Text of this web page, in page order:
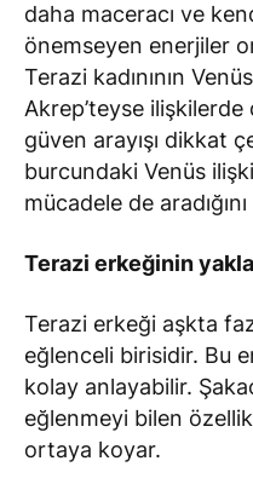
daha maceracı ve
önemseyen enerjiler
Terazi kadınının
Akrep’teyse
güven arayışı dikkat
burcundaki Venüs
mücadele de
Terazi erkeğinin
Terazi erkeği aşkta
eğlenceli birisidir. Bu
kolay anlayabilir.
eğlenmeyi bilen
ortaya koyar.